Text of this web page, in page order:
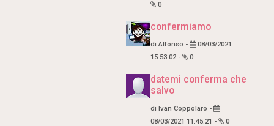
0
confermiamo
diAlfonso -
08/03/2021
15:53:02 - 0
datemi conferma che
salvo
diIvan Coppolaro -
08/03/2021 11:45:21 - 0